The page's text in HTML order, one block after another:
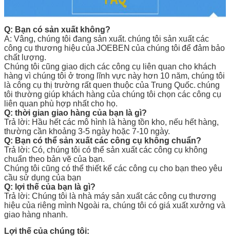
Q: Bạn có sản xuất không?
A: Vâng, chúng tôi đang sản xuất. chúng tôi sản xuất các
công cụ thương hiệu của JOEBEN của chúng tôi để đảm bảo
chất lượng.
Chúng tôi cũng giao dịch các công cụ liên quan cho khách
hàng vì chúng tôi ở trong lĩnh vực này hơn 10 năm, chúng tôi
là công cụ thị trường rất quen thuộc của Trung Quốc. chúng
tôi thường giúp khách hàng của chúng tôi chọn các công cụ
liên quan phù hợp nhất cho họ.
Q: thời gian giao hàng của bạn là gì?
Trả lời: Hầu hết các mô hình là hàng tồn kho, nếu hết hàng,
thường cần khoảng 3-5 ngày hoặc 7-10 ngày.
Q: Bạn có thể sản xuất các công cụ không chuẩn?
Trả lời: Có, chúng tôi có thể sản xuất các công cụ không
chuẩn theo bản vẽ của bạn.
Chúng tôi cũng có thể thiết kế các công cụ cho bạn theo yêu
cầu sử dụng của bạn
Q: lợi thế của bạn là gì?
Trả lời: Chúng tôi là nhà máy sản xuất cáccông cụ thương
hiệu của riêng mình Ngoài ra, chúng tôi có giá xuất xưởng và
giao hàng nhanh.
Lợi thế của chúng tôi: